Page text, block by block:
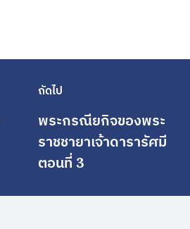
ถัดไป
พระกรณียกิจของพระ
ราชชายาเจ้าดารารัศมี
ตอนที่ 3